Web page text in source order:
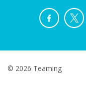
© 2026 Teaming